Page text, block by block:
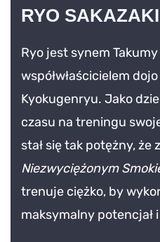
RYO SAKAZAKI
Ryo jest synem
współwłaścicielem
Kyokugenryu. Jako
czasu na treningu
stał się tak potężny, że
Niezwyciężonym
trenuje ciężko, by
maksymalny potencjał